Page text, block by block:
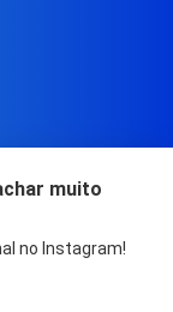
muito
no Instagram!